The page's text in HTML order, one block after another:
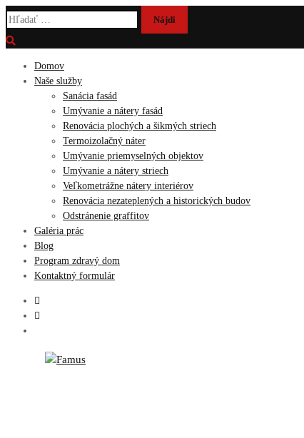
Hľadať:
Domov
Naše služby
Sanácia fasád
Umývanie a nátery fasád
Renovácia plochých a šikmých striech
Termoizolačný náter
Umývanie priemyselných objektov
Umývanie a nátery striech
Veľkometrážne nátery interiérov
Renovácia nezateplených a historických budov
Odstránenie graffitov
Galéria prác
Blog
Program zdravý dom
Kontaktný formulár